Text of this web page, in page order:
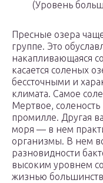
(Уровень
Пресные озера чаще
группе. Это
накапливающаяся
касается соленых
бессточными и
климата. Самое
Мертвое, соленость
промилле. Другая
моря — в нем
организмы. В нем
разновидности
высоким уровнем
жизнью